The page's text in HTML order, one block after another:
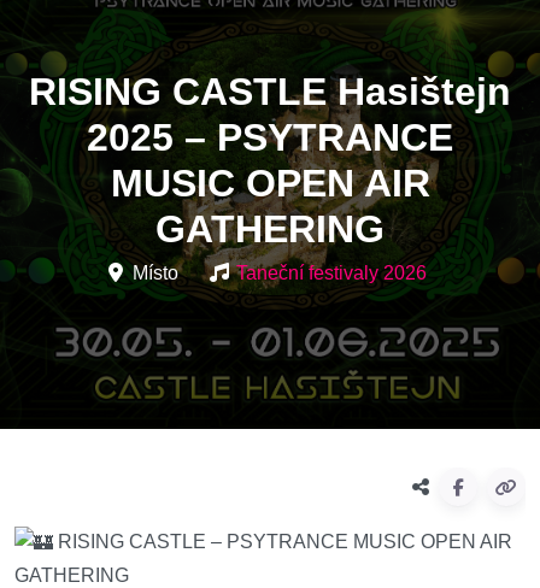
RISING CASTLE Hasištejn
2025 – PSYTRANCE
MUSIC OPEN AIR
GATHERING
Místo Taneční festivaly 2026
RISING CASTLE – PSYTRANCE MUSIC OPEN AIR
GATHERING